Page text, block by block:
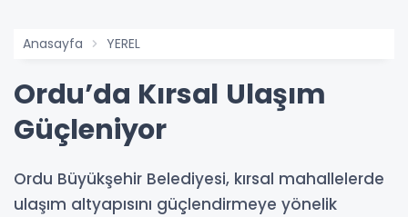
Anasayfa YEREL
Ordu’da Kırsal Ulaşım
Güçleniyor
Ordu Büyükşehir Belediyesi, kırsal mahallelerde
ulaşım altyapısını güçlendirmeye yönelik